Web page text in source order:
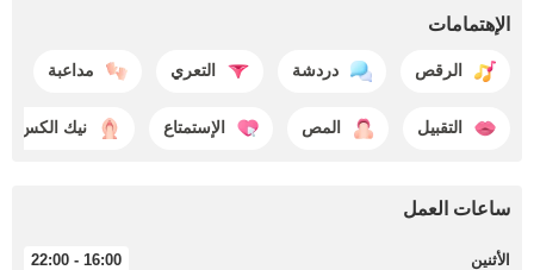
الإهتمامات
الرقص دردشة التعري مداعبة
التقبيل المص الإستمتاع نيك الكس
ساعات العمل
الأثنين 16:00 - 22:00